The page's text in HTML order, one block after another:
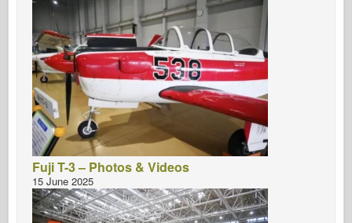
Fuji T-3 – Photos & Videos
15 June 2025